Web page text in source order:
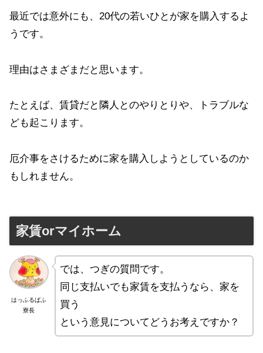
最近では意外にも、20代の若いひとが家を購入するよ
うです。
理由はさまざまだと思います。
たとえば、賃貸だと隣人とのやりとりや、トラブルな
ども起こります。
厄介事をさけるために家を購入しようとしているのか
もしれません。
家賃orマイホーム
はっふるぱふ
寮長
では、つぎの質問です。
同じ支払いでも家賃を支払うなら、家を
買う
という意見についてどうお考えですか？